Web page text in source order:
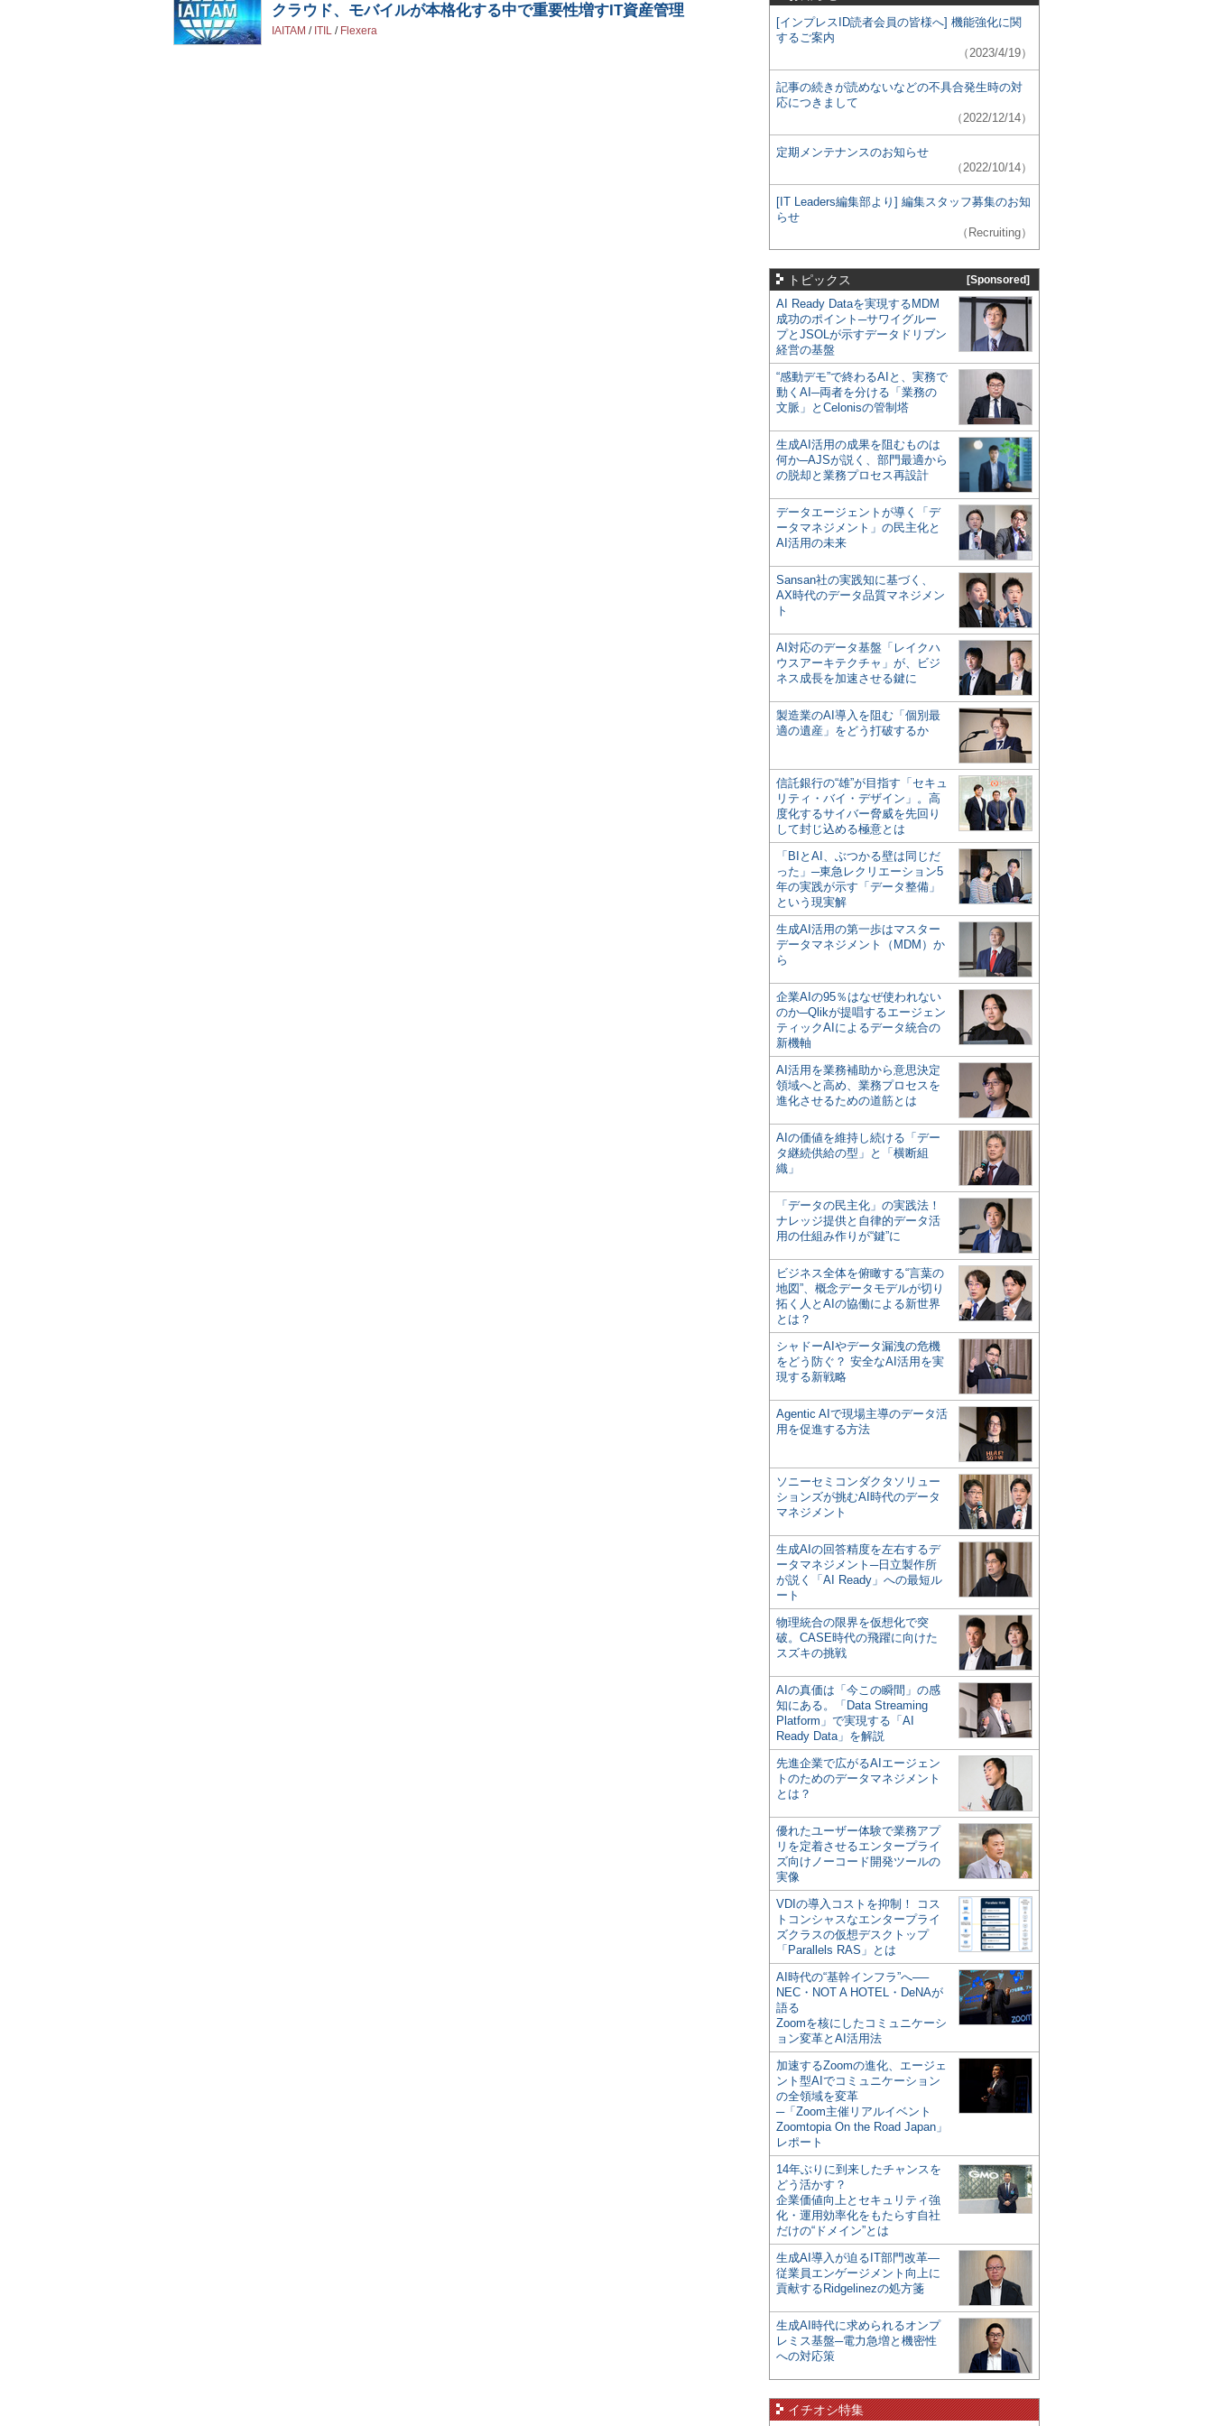
クラウド、モバイルが本格化する中で重要性増すIT資産管理
IAITAM / ITIL / Flexera
[インプレスID読者会員の皆様へ] 機能強化に関
するご案内
（2023/4/19）
記事の続きが読めないなどの不具合発生時の対
応につきまして
（2022/12/14）
定期メンテナンスのお知らせ
（2022/10/14）
[IT Leaders編集部より] 編集スタッフ募集のお知
らせ
（Recruiting）
トピックス [Sponsored]
AI Ready Dataを実現するMDM
成功のポイント─サワイグルー
プとJSOLが示すデータドリブン
経営の基盤
“感動デモ”で終わるAIと、実務で
動くAI─両者を分ける「業務の
文脈」とCelonisの管制塔
生成AI活用の成果を阻むものは
何か─AJSが説く、部門最適から
の脱却と業務プロセス再設計
データエージェントが導く「デ
ータマネジメント」の民主化と
AI活用の未来
Sansan社の実践知に基づく、
AX時代のデータ品質マネジメン
ト
AI対応のデータ基盤「レイクハ
ウスアーキテクチャ」が、ビジ
ネス成長を加速させる鍵に
製造業のAI導入を阻む「個別最
適の遺産」をどう打破するか
信託銀行の“雄”が目指す「セキュ
リティ・バイ・デザイン」。高
度化するサイバー脅威を先回り
して封じ込める極意とは
「BIとAI、ぶつかる壁は同じだ
った」─東急レクリエーション5
年の実践が示す「データ整備」
という現実解
生成AI活用の第一歩はマスター
データマネジメント（MDM）か
ら
企業AIの95％はなぜ使われない
のか─Qlikが提唱するエージェン
ティックAIによるデータ統合の
新機軸
AI活用を業務補助から意思決定
領域へと高め、業務プロセスを
進化させるための道筋とは
AIの価値を維持し続ける「デー
タ継続供給の型」と「横断組
織」
「データの民主化」の実践法！
ナレッジ提供と自律的データ活
用の仕組み作りが“鍵”に
ビジネス全体を俯瞰する“言葉の
地図”、概念データモデルが切り
拓く人とAIの協働による新世界
とは？
シャドーAIやデータ漏洩の危機
をどう防ぐ？ 安全なAI活用を実
現する新戦略
Agentic AIで現場主導のデータ活
用を促進する方法
ソニーセミコンダクタソリュー
ションズが挑むAI時代のデータ
マネジメント
生成AIの回答精度を左右するデ
ータマネジメント─日立製作所
が説く「AI Ready」への最短ル
ート
物理統合の限界を仮想化で突
破。CASE時代の飛躍に向けた
スズキの挑戦
AIの真価は「今この瞬間」の感
知にある。「Data Streaming
Platform」で実現する「AI
Ready Data」を解説
先進企業で広がるAIエージェン
トのためのデータマネジメント
とは？
優れたユーザー体験で業務アプ
リを定着させるエンタープライ
ズ向けノーコード開発ツールの
実像
VDIの導入コストを抑制！ コス
トコンシャスなエンタープライ
ズクラスの仮想デスクトップ
「Parallels RAS」とは
AI時代の“基幹インフラ”へ──
NEC・NOT A HOTEL・DeNAが
語る
Zoomを核にしたコミュニケーシ
ョン変革とAI活用法
加速するZoomの進化、エージェ
ント型AIでコミュニケーション
の全領域を変革
─「Zoom主催リアルイベント
Zoomtopia On the Road Japan」
レポート
14年ぶりに到来したチャンスを
どう活かす？
企業価値向上とセキュリティ強
化・運用効率化をもたらす自社
だけの“ドメイン”とは
生成AI導入が迫るIT部門改革―
従業員エンゲージメント向上に
貢献するRidgelinezの処方箋
生成AI時代に求められるオンプ
レミス基盤─電力急増と機密性
への対応策
イチオシ特集